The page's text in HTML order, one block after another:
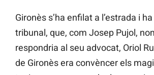
Gironès s’ha enfilat a l’estrada i
tribunal, que, com Josep Pujol,
respondria al seu advocat, Oriol
de Gironès era convèncer els